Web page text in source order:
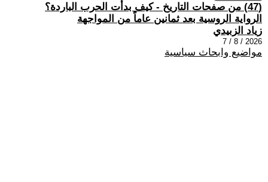
(47) من صفحات التاريخ - كيف بدأت الحرب الباردة؟
الرواية الروسية بعد ثمانين عاماً من المواجهة
زياد الزبيدي
2026 / 8 / 7
مواضيع وابحاث سياسية